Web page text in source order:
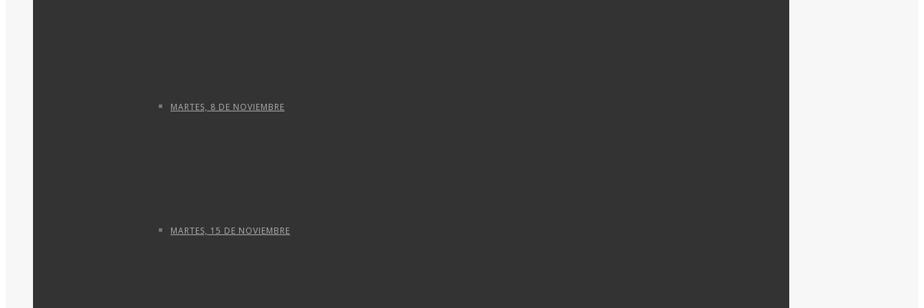
MARTES, 8 DE NOVIEMBRE
MARTES, 15 DE NOVIEMBRE